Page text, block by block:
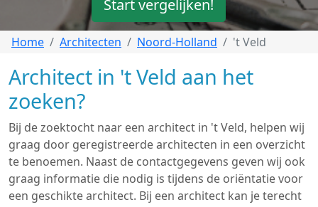
Start vergelijken!
Home Architecten Noord-Holland 't Veld
Architect in 't Veld aan het
zoeken?
Bij de zoektocht naar een architect in 't Veld, helpen wij
graag door geregistreerde architecten in een overzicht
te benoemen. Naast de contactgegevens geven wij ook
graag informatie die nodig is tijdens de oriëntatie voor
een geschikte architect. Bij een architect kan je terecht